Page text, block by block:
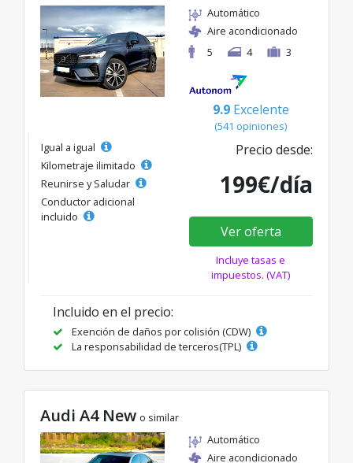
Automático
Aire acondicionado
5
4 3
9.9 Excelente
(541 opiniones)
Igual a igual
Kilometraje ilimitado
Reunirse y Saludar
Conductor adicional
incluido
Precio desde:
199€/día
Ver oferta
Incluye tasas e
impuestos. (VAT)
Incluido en el precio:
Exención de daños por colisión (CDW)
La responsabilidad de terceros(TPL)
Audi A4 New o similar
Automático
Aire acondicionado